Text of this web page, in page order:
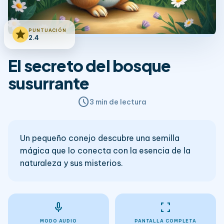
star PUNTUACIÓN
2.4
El secreto del bosque
susurrante
schedule3 min de lectura
Un pequeño conejo descubre una semilla
mágica que lo conecta con la esencia de la
naturaleza y sus misterios.
mic
MODO AUDIO
fullscreen
PANTALLA COMPLETA